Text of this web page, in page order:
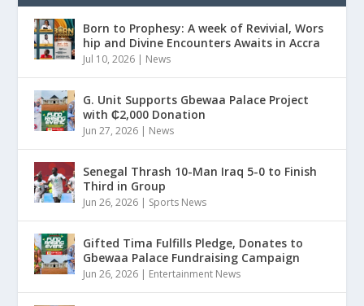
Born to Prophesy: A week of Revivial, Wors
hip and Divine Encounters Awaits in Accra
Jul 10, 2026 | News
G. Unit Supports Gbewaa Palace Project
with ₵2,000 Donation
Jun 27, 2026 | News
Senegal Thrash 10-Man Iraq 5-0 to Finish
Third in Group
Jun 26, 2026 | Sports News
Gifted Tima Fulfills Pledge, Donates to
Gbewaa Palace Fundraising Campaign
Jun 26, 2026 | Entertainment News